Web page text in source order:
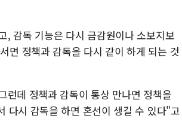
, 감독 기능은 다시 금감원이나 소보지보
면 정책과 감독을 다시 같이 하게 되는 것
데 정책과 감독이 통상 만나면 정책을
다시 감독을 하면 혼선이 생길 수 있다"고